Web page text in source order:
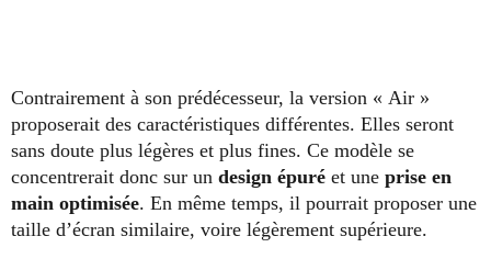
Contrairement à son prédécesseur, la version « Air »
proposerait des caractéristiques différentes. Elles seront
sans doute plus légères et plus fines. Ce modèle se
concentrerait donc sur un design épuré et une prise en
main optimisée. En même temps, il pourrait proposer une
taille d’écran similaire, voire légèrement supérieure.